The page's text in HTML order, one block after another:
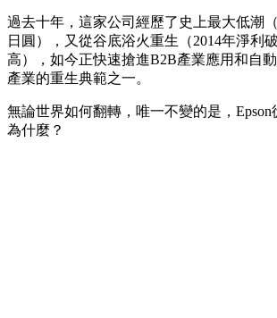
過去十年，這家公司經歷了史上最大低潮
日圓），又從谷底浴火重生（2014年淨利
高），如今正快速搶進B2B產業應用和自
產業的重生典範之一。
無論世界如何翻轉，唯一不變的是，Epson
為什麼？